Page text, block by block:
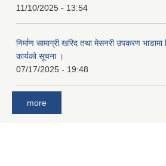
11/10/2025 - 13:54
निर्माण सामाग्री खरिद तथा मेसनरी उपकरण भाडामा
कार्यको सूचना ।
07/17/2025 - 19:48
more